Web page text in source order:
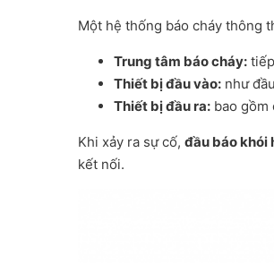
Một hệ thống báo cháy thông
Trung tâm báo cháy:
Thiết bị đầu vào: như
Thiết bị đầu ra: bao
Khi xảy ra sự cố, đầu báo khói
kết nối.